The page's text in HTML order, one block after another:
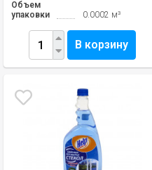
Объем
упаковки
0.0002 м³
В корзину